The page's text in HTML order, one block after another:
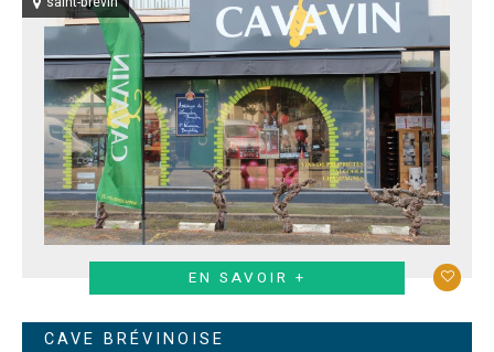
EN SAVOIR +
CAVE BRÉVINOISE